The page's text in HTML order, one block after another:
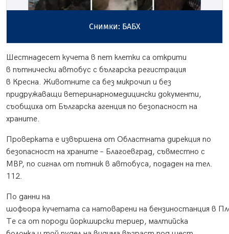
Снимки: БАБХ
Шестнадесет кучета в пет клетки са открити
в пътнически автобус с българска регистрация
в Кресна. Животните са без микрочип и без
придружаващи ветеринарномедицински документи,
съобщиха от Българска агенция по безопасност на
храните.
Проверката е извършена от Областната дирекция по
безопасност на храните – Благоевград, съвместно с
МВР, по сигнал от пътник в автобуса, подаден на тел.
112.
По данни на
шофьора кучетата са натоварени на бензиностанция в
Те са от породи йоркширски териер, малтийска